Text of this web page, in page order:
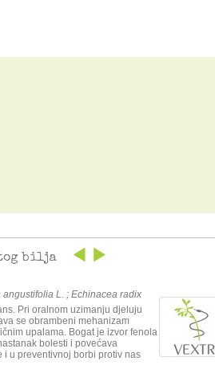
bilja
angustifolia L. ; Echinacea radix
Pri oralnom uzimanju djeluju
se obrambeni mehanizam
upalama. Bogat je izvor fenola
bolesti i povećava
i u preventivnoj borbi protiv nas